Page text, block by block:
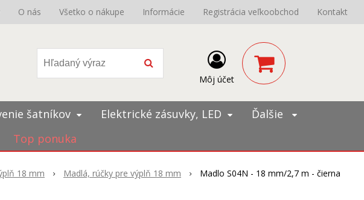
O nás Všetko o nákupe Informácie Registrácia veľkoobchod Kontakt
Môj účet
šatníkov Elektrické zásuvky, LED
Ďalšie
Top ponuka
18 mm Madlá, rúčky pre výplň 18 mm
Madlo S04N - 18 mm/2,7 m - čierna